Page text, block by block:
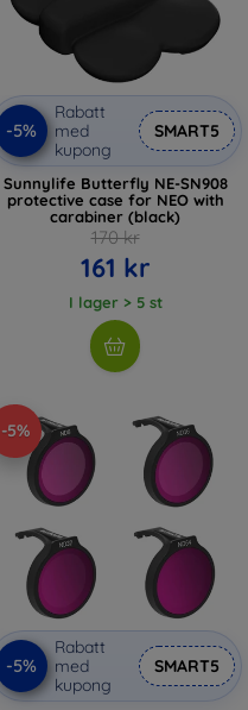
-5%
Rabatt
med
kupong
SMART5
Sunnylife Butterfly NE-SN908
protective case for NEO with
carabiner (black)
170 kr
161 kr
I lager > 5 st
-5%
-5%
Rabatt
med
kupong
SMART5